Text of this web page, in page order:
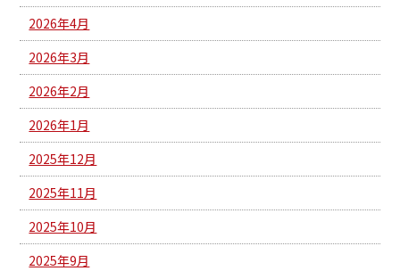
2026年4月
2026年3月
2026年2月
2026年1月
2025年12月
2025年11月
2025年10月
2025年9月